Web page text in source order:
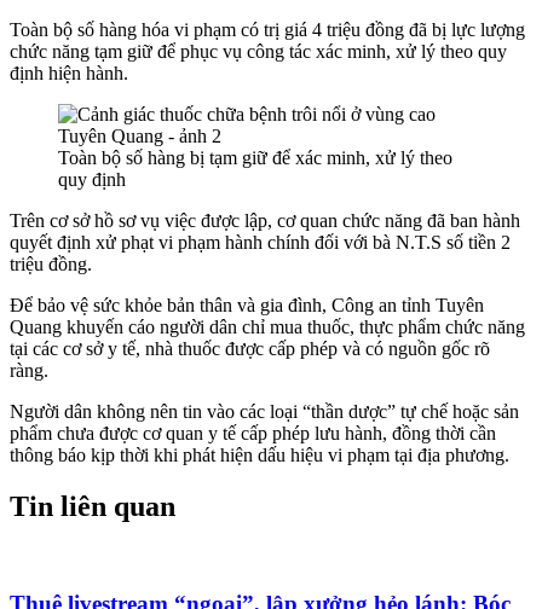
Toàn bộ số hàng hóa vi phạm có trị giá 4 triệu đồng đã bị lực lượng
chức năng tạm giữ để phục vụ công tác xác minh, xử lý theo quy
định hiện hành.
Toàn bộ số hàng bị tạm giữ để xác minh, xử lý theo
quy định
Trên cơ sở hồ sơ vụ việc được lập, cơ quan chức năng đã ban hành
quyết định xử phạt vi phạm hành chính đối với bà N.T.S số tiền 2
triệu đồng.
Để bảo vệ sức khỏe bản thân và gia đình, Công an tỉnh Tuyên
Quang khuyến cáo người dân chỉ mua thuốc, thực phẩm chức năng
tại các cơ sở y tế, nhà thuốc được cấp phép và có nguồn gốc rõ
ràng.
Người dân không nên tin vào các loại “thần dược” tự chế hoặc sản
phẩm chưa được cơ quan y tế cấp phép lưu hành, đồng thời cần
thông báo kịp thời khi phát hiện dấu hiệu vi phạm tại địa phương.
Tin liên quan
Thuê livestream “ngoại”, lập xưởng hẻo lánh: Bóc